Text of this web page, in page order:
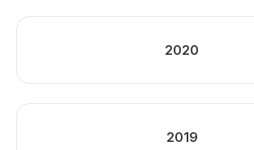
2020
2019